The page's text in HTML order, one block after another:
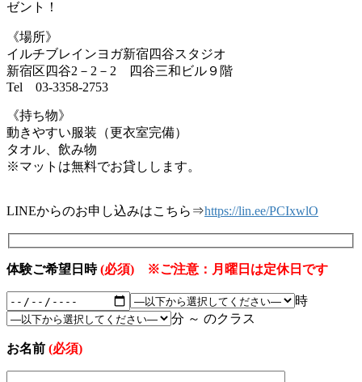
ゼント！
《場所》
イルチブレインヨガ新宿四谷スタジオ
新宿区四谷2－2－2 四谷三和ビル９階
Tel 03‐3358-2753
《持ち物》
動きやすい服装（更衣室完備）
タオル、飲み物
※マットは無料でお貸しします。
LINEからのお申し込みはこちら⇒https://lin.ee/PCIxwlO
体験ご希望日時(必須) ※ご注意：月曜日は定休日です
時
分 ～ のクラス
お名前 (必須)